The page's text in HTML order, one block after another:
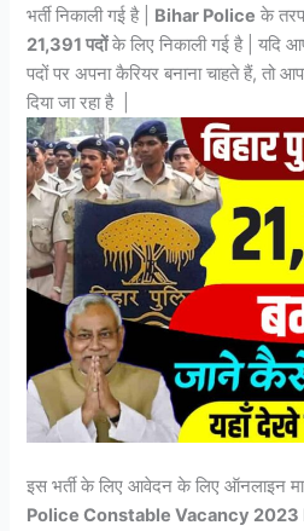
भर्ती निकाली गई है | Bihar Police के
21,391 पदोंके लिए निकाली गई है | यदि
पदों पर अपना कैरियर बनाना चाहते हैं, तो
दिया जा रहा है |
इस भर्ती के लिए आवेदन के लिए ऑनलाइन
Police Constable Vacancy